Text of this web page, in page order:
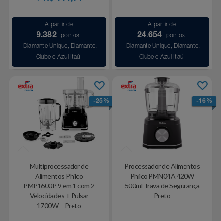
Cosméticos
Doações
Eletrodomésticos
Eletroportáteis
Experiências
Electrolux
Fortaleza
Gama Italy
Giftty
Hospital De Amor
Individual
Insider
John John
Le Lis
Méliuz
A partir de
9.382
pontos
Diamante Unique, Diamante,
Clube e Azul Itaú
A partir de
24.654
pontos
Diamante Unique, Diamante,
Clube e Azul Itaú
-25%
Multiprocessador de
Alimentos Philco
PMP1600P 9 em 1 com 2
Velocidades + Pulsar
1700W – Preto
-16%
Processador de Alimentos
Philco PMN04A 420W
500ml Trava de Segurança
Preto